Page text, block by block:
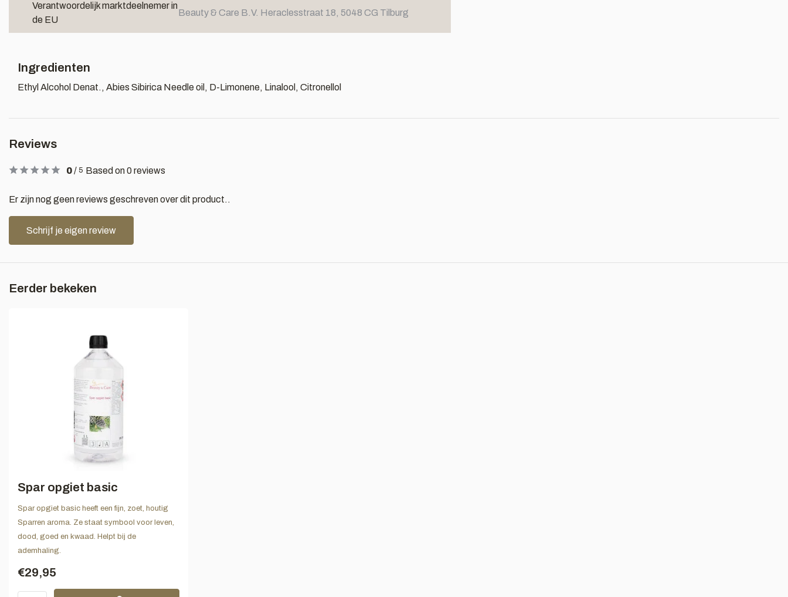
Verantwoordelijk marktdeelnemer in
de EU
Beauty & Care B.V. Heraclesstraat 18, 5048 CG Tilburg
Ingredienten
Ethyl Alcohol Denat., Abies Sibirica Needle oil, D-Limonene, Linalool, Citronellol
Reviews
0/ 5 Based on 0 reviews
Er zijn nog geen reviews geschreven over dit product..
Schrijf je eigen review
Eerder bekeken
Spar opgiet basic
Spar opgiet basic heeft een fijn, zoet, houtig
Sparren aroma. Ze staat symbool voor leven,
dood, goed en kwaad. Helpt bij de
ademhaling.
€29,95